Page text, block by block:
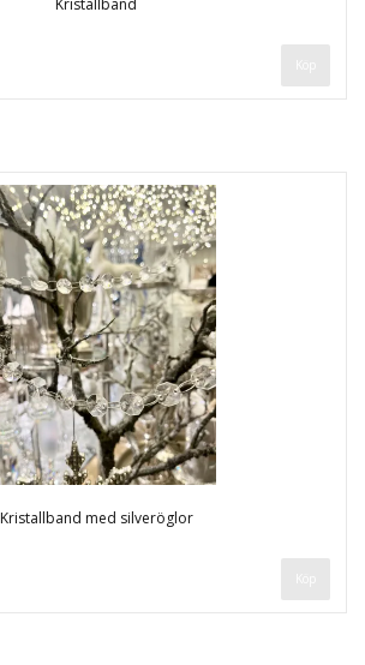
Kristallband
Kristallband med silveröglor